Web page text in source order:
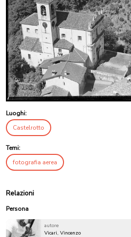
Luoghi:
Castelrotto
Temi:
fotografia aerea
Relazioni
Persona
autore
Vicari, Vincenzo